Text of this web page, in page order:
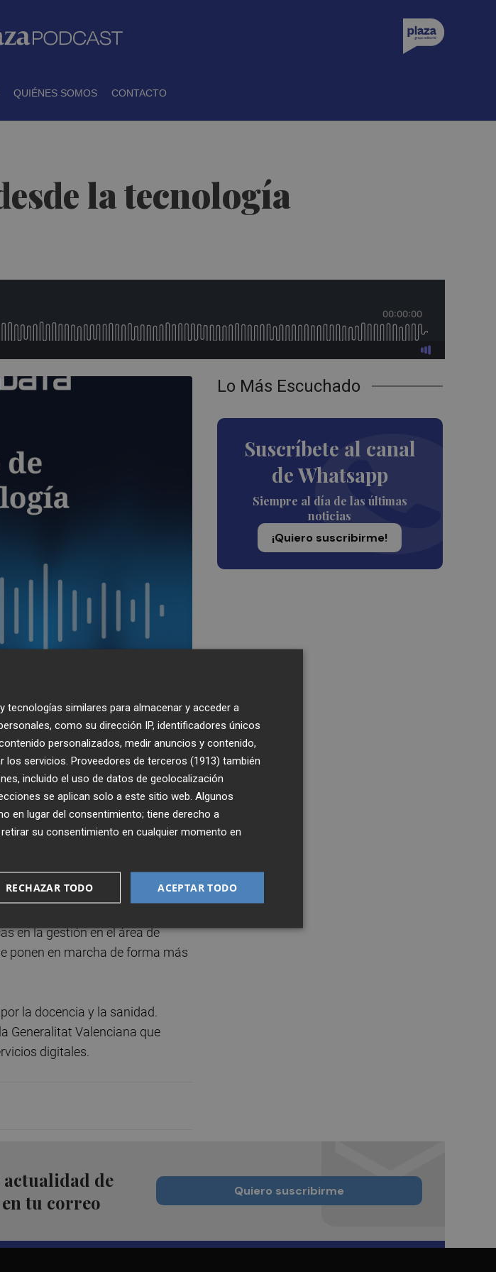
QUIÉNES SOMOS CONTACTO
la tecnología
Lo Más Escuchado
Suscríbete al canal
de Whatsapp
Siempre al día de las últimas
noticias
¡Quiero suscribirme!
Publicado: 27/11/2023 ·08:30
Actualizado: 12/11/2025 · 13:38
en la gestión en el área de
ponen en marcha de forma más
la docencia y la sanidad.
Generalitat Valenciana que
digitales.
actualidad de
tu correo
Quiero suscribirme
similares para almacenar y acceder a
como su dirección IP, identificadores únicos
personalizados, medir anuncios y contenido,
los servicios. Proveedores de terceros (1913) también
incluido el uso de datos de geolocalización
se aplican solo a este sitio web. Algunos
en lugar del consentimiento; tiene derecho a
retirar su consentimiento en cualquier momento en
ACEPTAR TODO
RECHAZAR TODO